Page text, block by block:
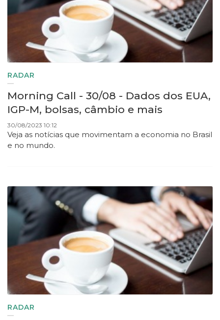
RADAR
Morning Call - 30/08 - Dados dos EUA,
IGP-M, bolsas, câmbio e mais
30/08/2023 10:12
Veja as notícias que movimentam a economia no Brasil
e no mundo.
RADAR